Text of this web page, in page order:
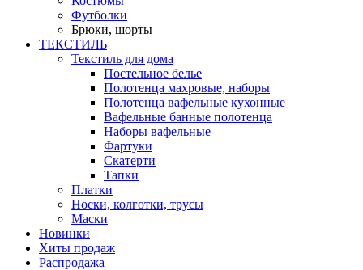
Футболки
Брюки, шорты
ТЕКСТИЛЬ
Текстиль для дома
Постельное белье
Полотенца махровые, наборы
Полотенца вафельные кухонные
Вафельные банные полотенца
Наборы вафельные
Фартуки
Скатерти
Тапки
Платки
Носки, колготки, трусы
Маски
Новинки
Хиты продаж
Распродажа